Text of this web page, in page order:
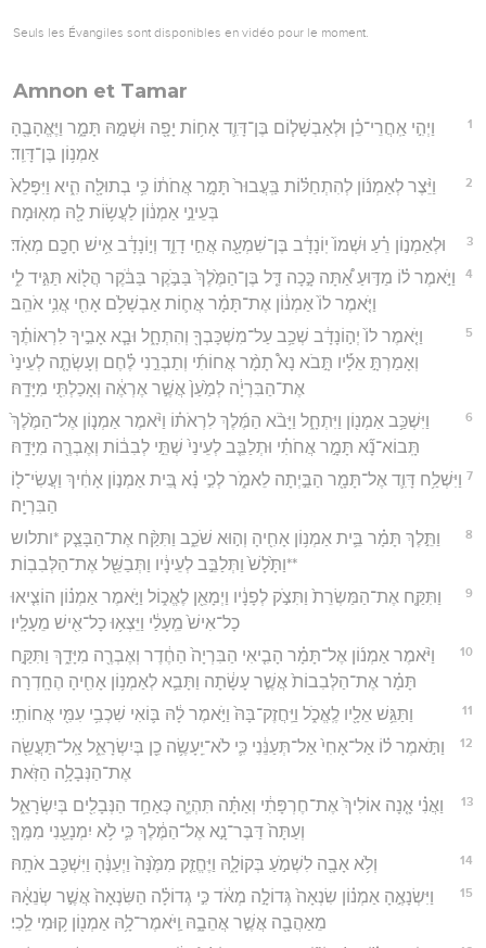
Seuls les Évangiles sont disponibles en vidéo pour le moment.
Amnon et Tamar
1
וַיְהִ֣י אַֽחֲרֵי־כֵ֗ן וּלְאַבְשָׁל֧וֹם בֶּן־דָּוִ֛ד אָח֥וֹת יָפָ֖ה וּשְׁמָ֣הּ תָּמָ֑ר וַיֶּאֱהָבֶ֖הָ
אַמְנ֥וֹן בֶּן־דָּוִֽד׃
2
וַיֵּ֨צֶר לְאַמְנ֜וֹן לְהִתְחַלּ֗וֹת בַּֽעֲבוּר֙ תָּמָ֣ר אֲחֹת֔וֹ כִּ֥י בְתוּלָ֖ה הִ֑יא וַיִּפָּלֵא֙
בְּעֵינֵ֣י אַמְנ֔וֹן לַעֲשׂ֥וֹת לָ֖הּ מְאֽוּמָה׃
3 וּלְאַמְנ֣וֹן רֵ֗עַ וּשְׁמוֹ֙ יֽוֹנָדָ֔ב בֶּן־שִׁמְעָ֖ה אֲחִ֣י דָוִ֑ד וְי֣וֹנָדָ֔ב אִ֥ישׁ חָכָ֖ם מְאֹֽד׃
4
וַיֹּ֣אמֶר ל֗וֹ מַדּ֣וּעַ אַ֠תָּה כָּ֣כָה דַּ֤ל בֶּן־הַמֶּ֙לֶךְ֙ בַּבֹּ֣קֶר בַּבֹּ֔קֶר הֲל֖וֹא תַּגִּ֣יד לִ֑י
וַיֹּ֤אמֶר לוֹ֙ אַמְנ֔וֹן אֶת־תָּמָ֗ר אֲח֛וֹת אַבְשָׁלֹ֥ם אָחִ֖י אֲנִ֥י אֹהֵֽב׃
5
וַיֹּ֤אמֶר לוֹ֙ יְה֣וֹנָדָ֔ב שְׁכַ֥ב עַל־מִשְׁכָּבְךָ֖ וְהִתְחָ֑ל וּבָ֧א אָבִ֣יךָ לִרְאוֹתֶ֗ךָ
וְאָמַרְתָּ֣ אֵלָ֡יו תָּ֣בֹא נָא֩ תָמָ֨ר אֲחוֹתִ֜י וְתַבְרֵ֣נִי לֶ֗חֶם וְעָשְׂתָ֤ה לְעֵינַי֙
אֶת־הַבִּרְיָ֔ה לְמַ֙עַן֙ אֲשֶׁ֣ר אֶרְאֶ֔ה וְאָכַלְתִּ֖י מִיָּדָֽהּ׃
6
וַיִּשְׁכַּ֥ב אַמְנ֖וֹן וַיִּתְחָ֑ל וַיָּבֹ֨א הַמֶּ֜לֶךְ לִרְאֹת֗וֹ וַיֹּ֨אמֶר אַמְנ֤וֹן אֶל־הַמֶּ֙לֶךְ֙
תָּֽבוֹא־נָ֞א תָּמָ֣ר אֲחֹתִ֗י וּתְלַבֵּ֤ב לְעֵינַי֙ שְׁתֵּ֣י לְבִב֔וֹת וְאֶבְרֶ֖ה מִיָּדָֽהּ׃
7 וַיִּשְׁלַ֥ח דָּוִ֛ד אֶל־תָּמָ֖ר הַבַּ֣יְתָה לֵאמֹ֑ר לְכִ֣י נָ֗א בֵּ֚ית אַמְנ֣וֹן אָחִ֔יךְ וַעֲשִׂי־ל֖וֹ
הַבִּרְיָֽה׃
8
וַתֵּ֣לֶךְ תָּמָ֗ר בֵּ֛ית אַמְנ֥וֹן אָחִ֖יהָ וְה֣וּא שֹׁכֵ֑ב וַתִּקַּ֨ח אֶת־הַבָּצֵ֤ק *ותלוש
**וַתָּ֙לָשׁ֙ וַתְּלַבֵּ֣ב לְעֵינָ֔יו וַתְּבַשֵּׁ֖ל אֶת־הַלְּבִבֽוֹת׃
9
וַתִּקַּ֤ח אֶת־הַמַּשְׂרֵת֙ וַתִּצֹ֣ק לְפָנָ֔יו וַיְמָאֵ֖ן לֶאֱכ֑וֹל וַיֹּ֣אמֶר אַמְנ֗וֹן הוֹצִ֤יאוּ
כָל־אִישׁ֙ מֵֽעָלַ֔י וַיֵּצְא֥וּ כָל־אִ֖ישׁ מֵעָלָֽיו׃
10
וַיֹּ֨אמֶר אַמְנ֜וֹן אֶל־תָּמָ֗ר הָבִ֤יאִי הַבִּרְיָה֙ הַחֶ֔דֶר וְאֶבְרֶ֖ה מִיָּדֵ֑ךְ וַתִּקַּ֣ח
תָּמָ֗ר אֶת־הַלְּבִבוֹת֙ אֲשֶׁ֣ר עָשָׂ֔תָה וַתָּבֵ֛א לְאַמְנ֥וֹן אָחִ֖יהָ הֶחָֽדְרָה׃
11 וַתַּגֵּ֥שׁ אֵלָ֖יו לֶֽאֱכֹ֑ל וַיַּֽחֲזֶק־בָּהּ֙ וַיֹּ֣אמֶר לָ֔הּ בּ֛וֹאִי שִׁכְבִ֥י עִמִּ֖י אֲחוֹתִֽי׃
12
וַתֹּ֣אמֶר ל֗וֹ אַל־אָחִי֙ אַל־תְּעַנֵּ֔נִי כִּ֛י לֹא־יֵֽעָשֶׂ֥ה כֵ֖ן בְּיִשְׂרָאֵ֑ל אַֽל־תַּעֲשֵׂ֖ה
אֶת־הַנְּבָלָ֥ה הַזֹּֽאת׃
13
וַאֲנִ֗י אָ֤נָה אוֹלִיךְ֙ אֶת־חֶרְפָּתִ֔י וְאַתָּ֗ה תִּהְיֶ֛ה כְּאַחַ֥ד הַנְּבָלִ֖ים בְּיִשְׂרָאֵ֑ל
וְעַתָּה֙ דַּבֶּר־נָ֣א אֶל־הַמֶּ֔לֶךְ כִּ֛י לֹ֥א יִמְנָעֵ֖נִי מִמֶּֽךָּ׃
14 וְלֹ֥א אָבָ֖ה לִשְׁמֹ֣עַ בְּקוֹלָ֑הּ וַיֶּחֱזַ֤ק מִמֶּ֙נָּה֙ וַיְעַנֶּ֔הָ וַיִּשְׁכַּ֖ב אֹתָֽהּ׃
15
וַיִּשְׂנָאֶ֣הָ אַמְנ֗וֹן שִׂנְאָה֙ גְּדוֹלָ֣ה מְאֹ֔ד כִּ֣י גְדוֹלָ֗ה הַשִּׂנְאָה֙ אֲשֶׁ֣ר שְׂנֵאָ֔הּ
מֵאַהֲבָ֖ה אֲשֶׁ֣ר אֲהֵבָ֑הּ וַֽיֹּאמֶר־לָ֥הּ אַמְנ֖וֹן ק֥וּמִי לֵֽכִי׃